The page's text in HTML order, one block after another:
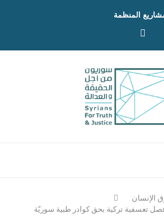
المنظمة
الإنسان
تعسفية تركية بحق كوادر طبية سوريّة